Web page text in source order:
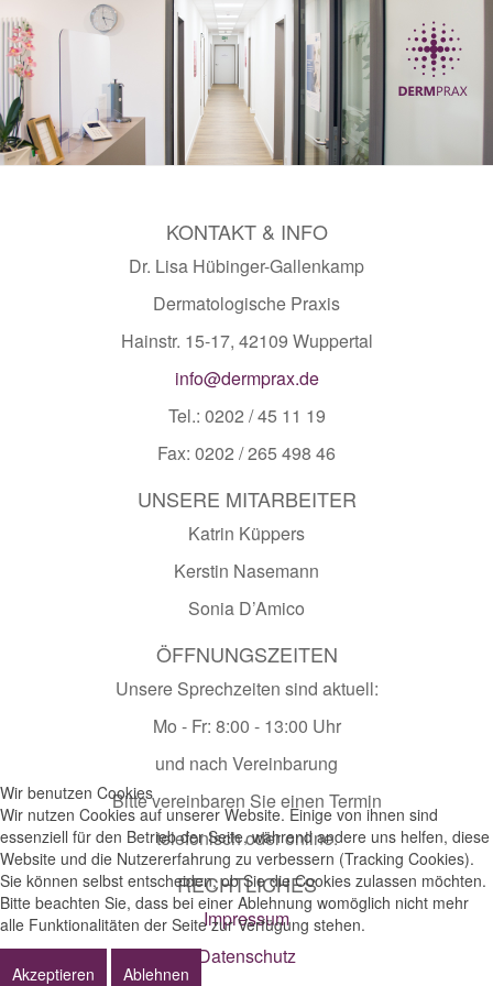
KONTAKT & INFO
Dr. Lisa Hübinger-Gallenkamp
Dermatologische Praxis
Hainstr. 15-17, 42109 Wuppertal
info@dermprax.de
Tel.: 0202 / 45 11 19
Fax: 0202 / 265 498 46
UNSERE MITARBEITER
Katrin Küppers
Kerstin Nasemann
Sonia D’Amico
ÖFFNUNGSZEITEN
Unsere Sprechzeiten sind aktuell:
Mo - Fr: 8:00 - 13:00 Uhr
und nach Vereinbarung
Bitte vereinbaren Sie einen Termin
telefonisch oder online.
RECHTLICHES
Impressum
Datenschutz
Wir benutzen Cookies
Wir nutzen Cookies auf unserer Website. Einige von ihnen sind
essenziell für den Betrieb der Seite, während andere uns helfen, diese
Website und die Nutzererfahrung zu verbessern (Tracking Cookies).
Sie können selbst entscheiden, ob Sie die Cookies zulassen möchten.
Bitte beachten Sie, dass bei einer Ablehnung womöglich nicht mehr
alle Funktionalitäten der Seite zur Verfügung stehen.
Akzeptieren Ablehnen